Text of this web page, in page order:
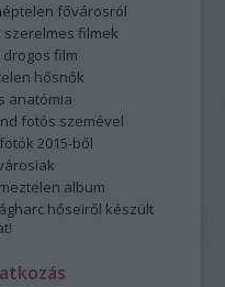
fővárosról
szerelmes filmek
film
hősnők
anatómia
fotós szemével
2015-ből
album
hőseiről készült